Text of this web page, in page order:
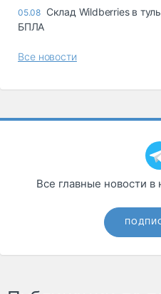
05.08 Склад Wildberries в
БПЛА
Все новости
Все главные новости